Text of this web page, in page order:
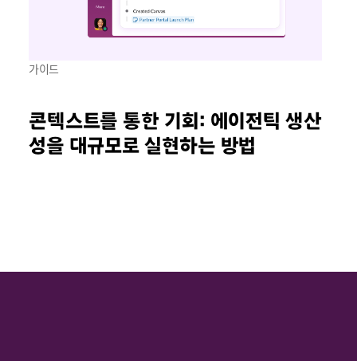
가이드
콘텍스트를 통한 기회: 에이전틱 생산
성을 대규모로 실현하는 방법